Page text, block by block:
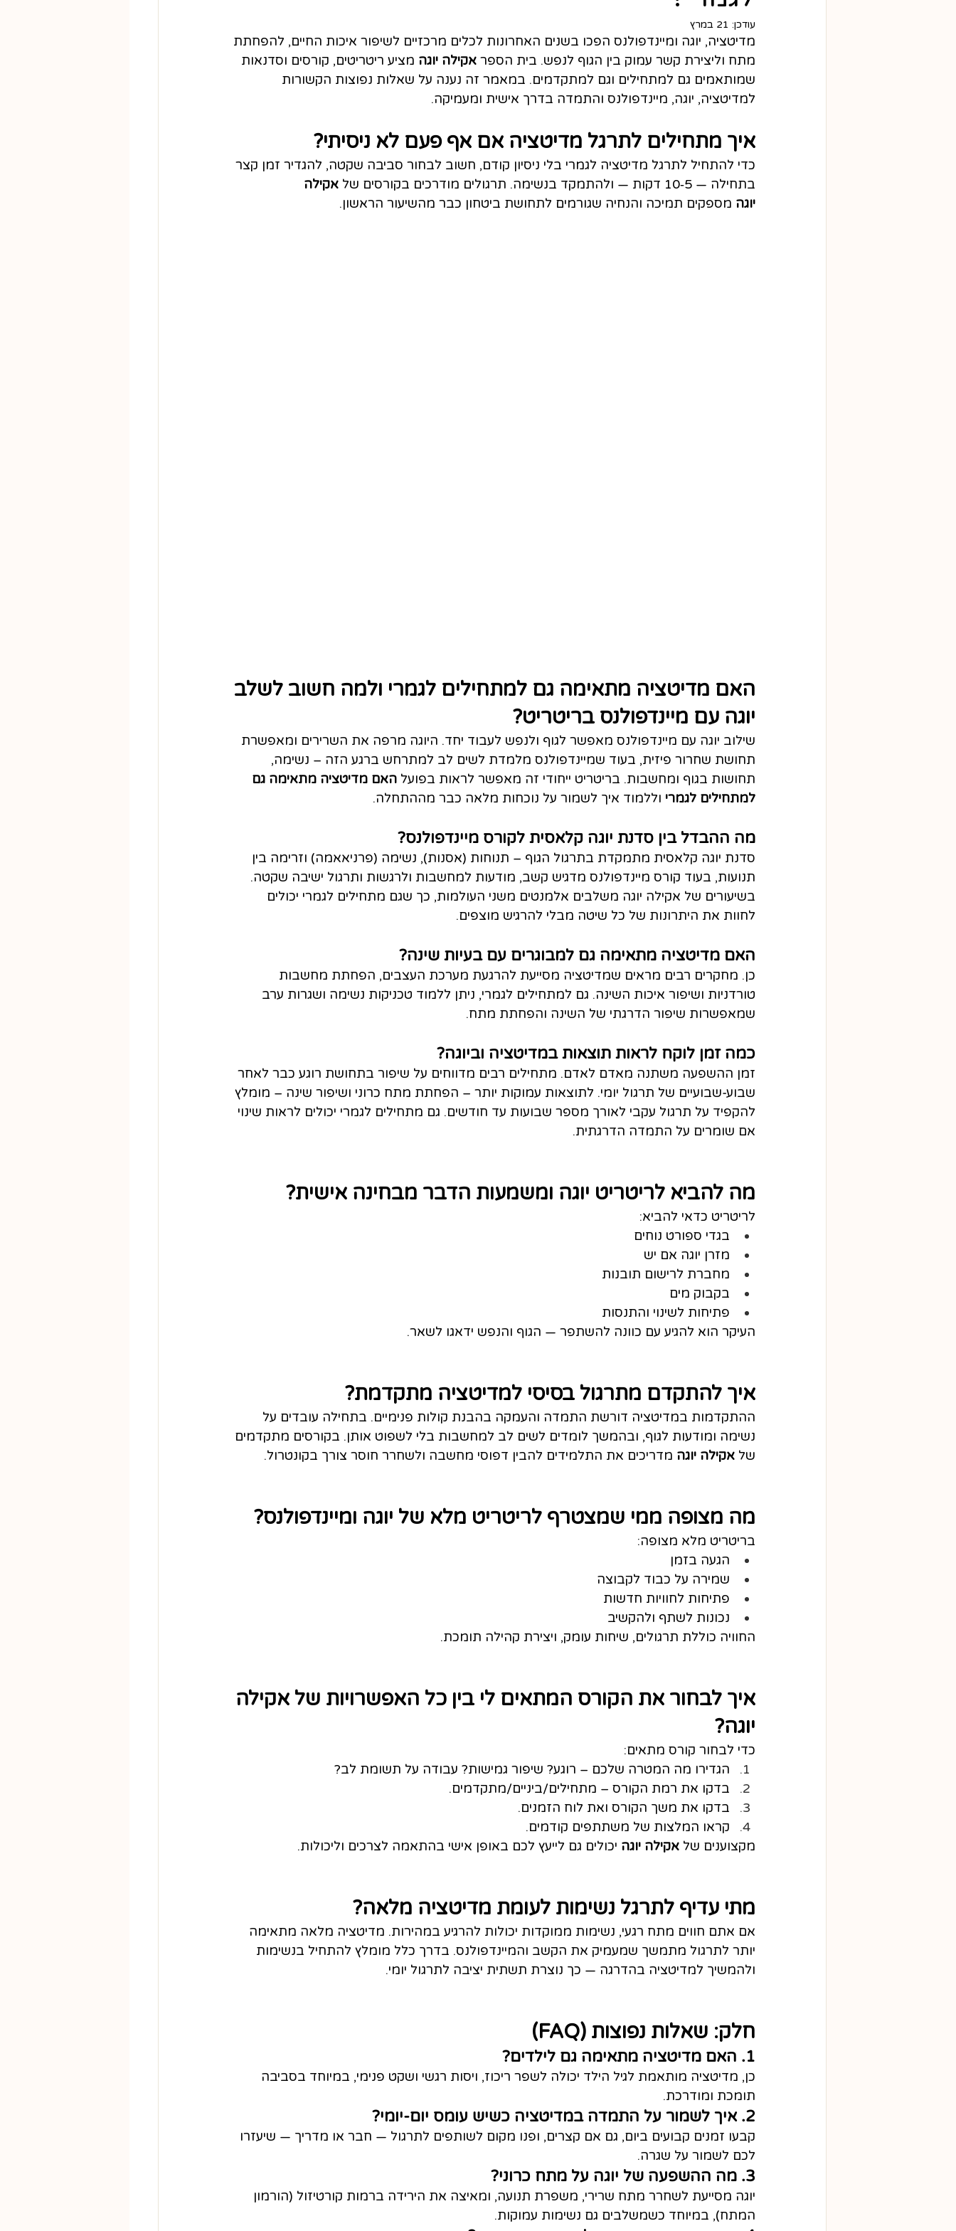
עודכן: 21 במרץ
מדיטציה, יוגה ומיינדפולנס הפכו בשנים האחרונות לכלים מרכזיים לשיפור איכות החיים, להפחתת
מתח וליצירת קשר עמוק בין הגוף לנפש. בית הספר אקילה יוגה מציע ריטריטים, קורסים וסדנאות
שמותאמים גם למתחילים וגם למתקדמים. במאמר זה נענה על שאלות נפוצות הקשורות
למדיטציה, יוגה, מיינדפולנס והתמדה בדרך אישית ומעמיקה.
איך מתחילים לתרגל מדיטציה אם אף פעם לא ניסיתי?
כדי להתחיל לתרגל מדיטציה לגמרי בלי ניסיון קודם, חשוב לבחור סביבה שקטה, להגדיר זמן קצר
בתחילה — 5‑10 דקות — ולהתמקד בנשימה. תרגולים מודרכים בקורסים של
אקילה
יוגה מספקים תמיכה והנחיה שגורמים לתחושת ביטחון כבר מהשיעור הראשון.
האם מדיטציה מתאימה גם למתחילים לגמרי ולמה חשוב לשלב
יוגה עם מיינדפולנס בריטריט?
שילוב יוגה עם מיינדפולנס מאפשר לגוף ולנפש לעבוד יחד. היוגה מרפה את השרירים ומאפשרת
תחושת שחרור פיזית, בעוד שמיינדפולנס מלמדת לשים לב למתרחש ברגע הזה – נשימה,
תחושות בגוף ומחשבות. בריטריט ייחודי זה מאפשר לראות בפועל האם מדיטציה מתאימה גם
למתחילים לגמרי וללמוד איך לשמור על נוכחות מלאה כבר מההתחלה.
מה ההבדל בין סדנת יוגה קלאסית לקורס מיינדפולנס?
סדנת יוגה קלאסית מתמקדת בתרגול הגוף – תנוחות (אסנות), נשימה (פרניאאמה) וזרימה בין
תנועות, בעוד קורס מיינדפולנס מדגיש קשב, מודעות למחשבות ולרגשות ותרגול ישיבה שקטה.
בשיעורים של אקילה יוגה משלבים אלמנטים משני העולמות, כך שגם מתחילים לגמרי יכולים
לחוות את היתרונות של כל שיטה מבלי להרגיש מוצפים.
האם מדיטציה מתאימה גם למבוגרים עם בעיות שינה?
כן. מחקרים רבים מראים שמדיטציה מסייעת להרגעת מערכת העצבים, הפחתת מחשבות
טורדניות ושיפור איכות השינה. גם למתחילים לגמרי, ניתן ללמוד טכניקות נשימה ושגרות ערב
שמאפשרות שיפור הדרגתי של השינה והפחתת מתח.
כמה זמן לוקח לראות תוצאות במדיטציה וביוגה?
זמן ההשפעה משתנה מאדם לאדם. מתחילים רבים מדווחים על שיפור בתחושת רוגע כבר לאחר
שבוע‑שבועיים של תרגול יומי. לתוצאות עמוקות יותר – הפחתת מתח כרוני ושיפור שינה – מומלץ
להקפיד על תרגול עקבי לאורך מספר שבועות עד חודשים. גם מתחילים לגמרי יכולים לראות שינוי
אם שומרים על התמדה הדרגתית.
מה להביא לריטריט יוגה ומשמעות הדבר מבחינה אישית?
לריטריט כדאי להביא:
בגדי ספורט נוחים
מזרן יוגה אם יש
מחברת לרישום תובנות
בקבוק מים
פתיחות לשינוי והתנסות
העיקר הוא להגיע עם כוונה להשתפר — הגוף והנפש ידאגו לשאר.
איך להתקדם מתרגול בסיסי למדיטציה מתקדמת?
ההתקדמות במדיטציה דורשת התמדה והעמקה בהבנת קולות פנימיים. בתחילה עובדים על
נשימה ומודעות לגוף, ובהמשך לומדים לשים לב למחשבות בלי לשפוט אותן. בקורסים מתקדמים
של אקילה יוגה מדריכים את התלמידים להבין דפוסי מחשבה ולשחרר חוסר צורך בקונטרול.
מה מצופה ממי שמצטרף לריטריט מלא של יוגה ומיינדפולנס?
בריטריט מלא מצופה:
הגעה בזמן
שמירה על כבוד לקבוצה
פתיחות לחוויות חדשות
נכונות לשתף ולהקשיב
החוויה כוללת תרגולים, שיחות עומק, ויצירת קהילה תומכת.
איך לבחור את הקורס המתאים לי בין כל האפשרויות של אקילה
יוגה?
כדי לבחור קורס מתאים:
הגדירו מה המטרה שלכם – רוגע? שיפור גמישות? עבודה על תשומת לב?
בדקו את רמת הקורס – מתחילים/ביניים/מתקדמים.
בדקו את משך הקורס ואת לוח הזמנים.
קראו המלצות של משתתפים קודמים.
מקצוענים של אקילה יוגה יכולים גם לייעץ לכם באופן אישי בהתאמה לצרכים וליכולות.
מתי עדיף לתרגל נשימות לעומת מדיטציה מלאה?
אם אתם חווים מתח רגעי, נשימות ממוקדות יכולות להרגיע במהירות. מדיטציה מלאה מתאימה
יותר לתרגול מתמשך שמעמיק את הקשב והמיינדפולנס. בדרך כלל מומלץ להתחיל בנשימות
ולהמשיך למדיטציה בהדרגה — כך נוצרת תשתית יציבה לתרגול יומי.
חלק: שאלות נפוצות (FAQ)
1. האם מדיטציה מתאימה גם לילדים?
כן, מדיטציה מותאמת לגיל הילד יכולה לשפר ריכוז, ויסות רגשי ושקט פנימי, במיוחד בסביבה
תומכת ומודרכת.
2. איך לשמור על התמדה במדיטציה כשיש עומס יום‑יומי?
קבעו זמנים קבועים ביום, גם אם קצרים, ופנו מקום לשותפים לתרגול — חבר או מדריך — שיעזרו
לכם לשמור על שגרה.
3. מה ההשפעה של יוגה על מתח כרוני?
יוגה מסייעת לשחרר מתח שרירי, משפרת תנועה, ומאיצה את הירידה ברמות קורטיזול (הורמון
המתח), במיוחד כשמשלבים גם נשימות עמוקות.